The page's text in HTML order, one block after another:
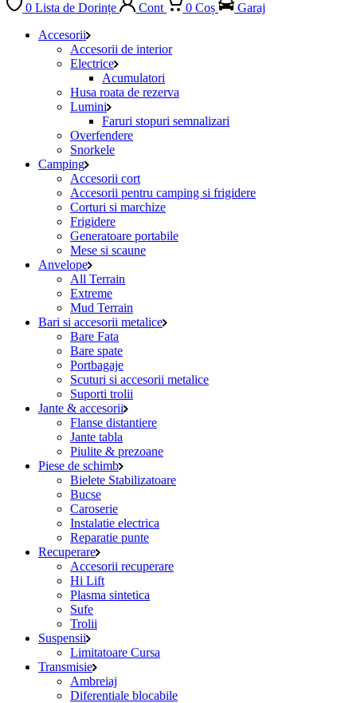
0 Lista de Dorințe Cont 0 Coș
Garaj
Accesorii
Accesorii de interior
Electrice
Acumulatori
Husa roata de rezerva
Lumini
Faruri stopuri semnalizari
Overfendere
Snorkele
Camping
Accesorii cort
Accesorii pentru camping si frigidere
Corturi si marchize
Frigidere
Generatoare portabile
Mese si scaune
Anvelope
All Terrain
Extreme
Mud Terrain
Bari si accesorii metalice
Bare Fata
Bare spate
Portbagaje
Scuturi si accesorii metalice
Suporti trolii
Jante & accesorii
Flanse distantiere
Jante tabla
Piulite & prezoane
Piese de schimb
Bielete Stabilizatoare
Bucse
Caroserie
Instalatie electrica
Reparatie punte
Recuperare
Accesorii recuperare
Hi Lift
Plasma sintetica
Sufe
Trolii
Suspensii
Limitatoare Cursa
Transmisie
Ambreiaj
Diferentiale blocabile